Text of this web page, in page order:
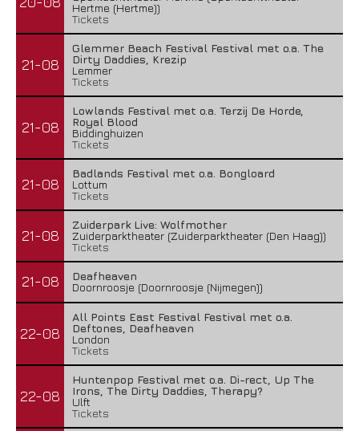
Hertme (Hertme))
Tickets
21-08
Glemmer Beach Festival Festival met o.a. The
Dirty Daddies, Krezip
Lemmer
Tickets
21-08
Lowlands Festival met o.a. Terzij De Horde,
Royal Blood
Biddinghuizen
Tickets
21-08
Badlands Festival met o.a. Bongloard
Lottum
Tickets
21-08
Zuiderpark Live: Wolfmother
Zuiderparktheater (Zuiderparktheater (Den Haag))
Tickets
21-08
Deafheaven
Doornroosje (Doornroosje (Nijmegen))
22-08
All Points East Festival Festival met o.a.
Deftones, Deafheaven
London
Tickets
22-08
Huntenpop Festival met o.a. Di-rect, Up The
Irons, The Dirty Daddies, Therapy?
Ulft
Tickets